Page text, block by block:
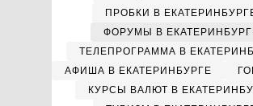
ПРОБКИ В
ФОРУМЫ В
ТЕЛЕПРОГРАММА В
АФИША В ЕКАТЕРИНБУРГЕ
КУРСЫ ВАЛЮТ В